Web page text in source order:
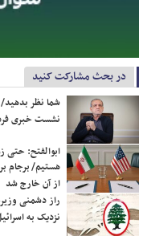
در بحث مشارکت کنید
شما نظر
نشست خبری
ابوالفتح: حتی
هستیم/ برجام
از آن خارج شد
راز دشمنی
نزدیک به